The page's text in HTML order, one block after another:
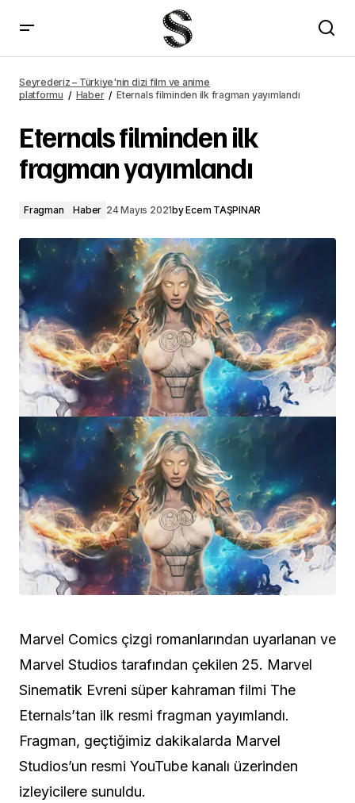
Seyrederiz – Türkiye'nin dizi film ve anime
platformu
Haber Eternals filminden ilk fragman yayımlandı
Eternals filminden ilk
fragman yayımlandı
Fragman Haber 24 Mayıs 2021byEcem TAŞPINAR
Marvel Comics çizgi romanlarından uyarlanan ve
Marvel Studios tarafından çekilen 25. Marvel
Sinematik Evreni süper kahraman filmi The
Eternals’tan ilk resmi fragman yayımlandı.
Fragman, geçtiğimiz dakikalarda Marvel
Studios’un resmi YouTube kanalı üzerinden
izleyicilere sunuldu.